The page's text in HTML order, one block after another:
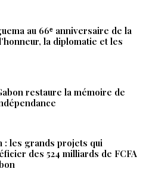
au 66ᵉ anniversaire de la
la diplomatie et les
restaure la mémoire de
: les grands projets qui
des 524 milliards de FCFA